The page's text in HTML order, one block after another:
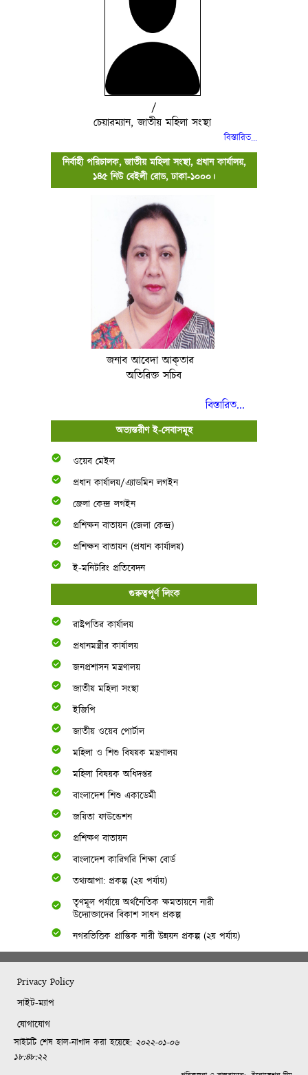
/
চেয়ারম্যান, জাতীয় মহিলা সংস্থা
বিস্তারিত...
নির্বাহী পরিচালক, জাতীয় মহিলা সংস্থা, প্রধান কার্যালয়,
১৪৫ নিউ বেইলী রোড, ঢাকা-১০০০।
জনাব আবেদা আক্‌তার
অতিরিক্ত সচিব
বিস্তারিত...
অভ্যন্তরীণ ই-সেবাসমূহ
ওয়েব মেইল
প্রধান কার্যালয়/এ্যাডমিন লগইন
জেলা কেন্দ্র লগইন
প্রশিক্ষন বাতায়ন (জেলা কেন্দ্র)
প্রশিক্ষন বাতায়ন (প্রধান কার্যালয়)
ই-মনিটরিং প্রতিবেদন
গুরুত্বপূর্ণ লিংক
রাষ্ট্রপতির কার্যালয়
প্রধানমন্ত্রীর কার্যালয়
জনপ্রশাসন মন্ত্রণালয়
জাতীয় মহিলা সংস্থা
ইজিপি
জাতীয় ওয়েব পোর্টাল
মহিলা ও শিশু বিষয়ক মন্ত্রণালয়
মহিলা বিষয়ক অধিদপ্তর
বাংলাদেশ শিশু একাডেমী
জয়িতা ফাউন্ডেশন
প্রশিক্ষণ বাতায়ন
বাংলাদেশ কারিগরি শিক্ষা বোর্ড
তথ্যআপা: প্রকল্প (২য় পর্যায়)
তৃণমূল পর্যায়ে অর্থনৈতিক ক্ষমতায়নে নারী
উদ্যোক্তাদের বিকাশ সাধন প্রকল্প
নগরভিত্তিক প্রান্তিক নারী উন্নয়ন প্রকল্প (২য় পর্যায়)
Privacy Policy
সাইট-ম্যাপ
যোগাযোগ
সাইটটি শেষ হাল-নাগাদ করা হয়েছে: ২০২২-০১-০৬
১৮:৪৮:২২